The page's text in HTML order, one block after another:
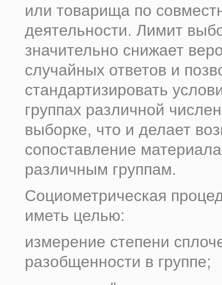
или товарища по
деятельности. Лимит
значительно снижает
случайных ответов и
стандартизировать
группах различной
выборке, что и делает
сопоставление
различным группам.
Социометрическая
иметь целью:
измерение степени
разобщенности в группе;